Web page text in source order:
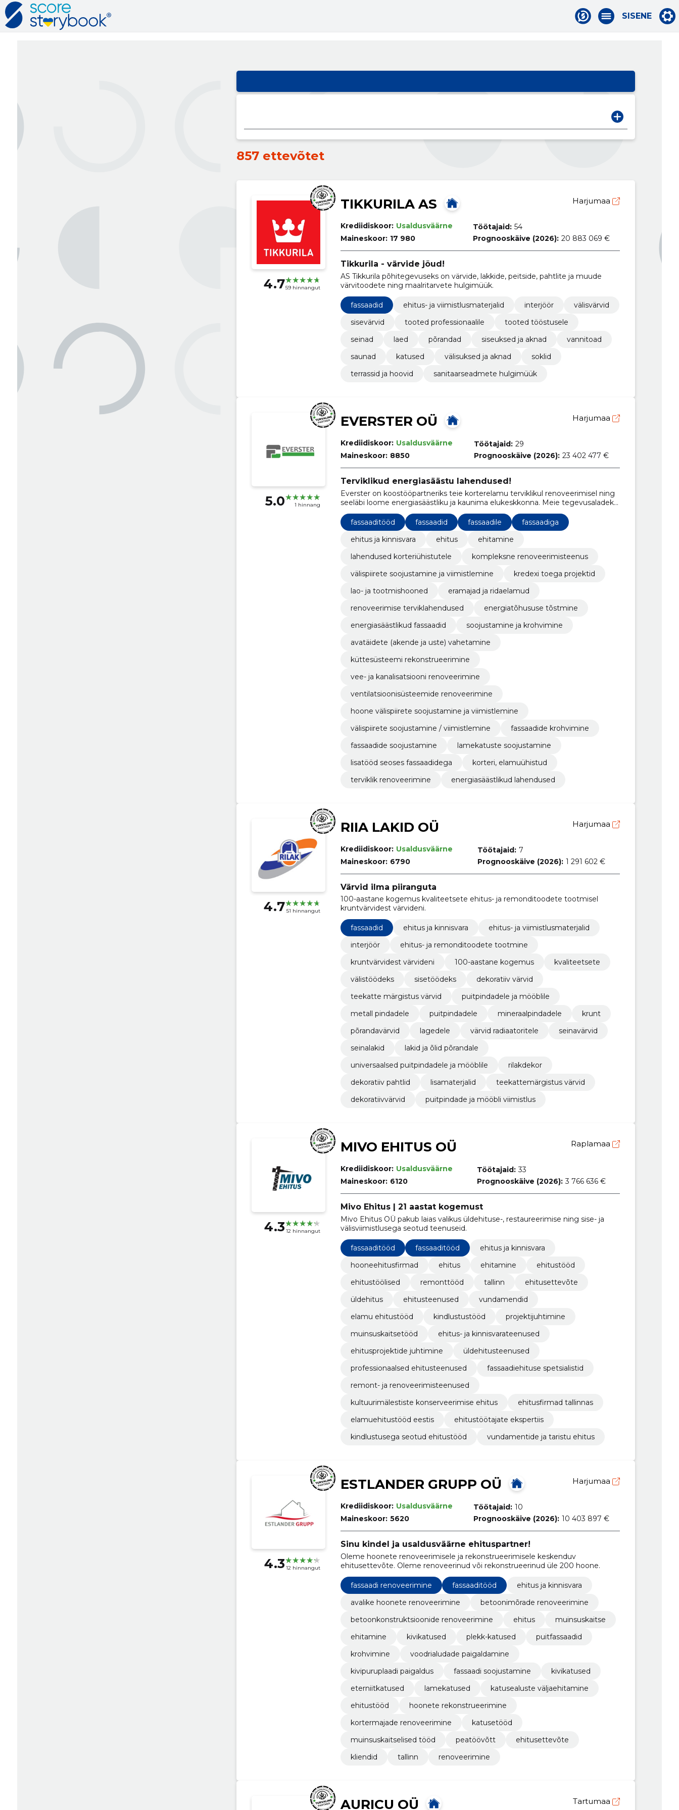
SISENE
857 ettevõtet
4.759 hinnangut
TIKKURILA AS Harjumaa
Krediidiskoor: Usaldusväärne
Maineskoor: 17 980
Töötajaid: 54
Prognooskäive (2026): 20 883 069 €
Tikkurila - värvide jõud!
AS Tikkurila põhitegevuseks on värvide, lakkide, peitside, pahtlite ja muude
värvitoodete ning maalritarvete hulgimüük.
fassaadid ehitus- ja viimistlusmaterjalid interjöör
välisvärvid
sisevärvid
tooted professionaalile
tooted tööstusele
seinad
laed põrandad siseuksed ja aknad
vannitoad
saunad
katused välisuksed ja aknad
soklid
terrassid ja hoovid
sanitaarseadmete hulgimüük
5.0 1 hinnang
EVERSTER OÜ Harjumaa
Krediidiskoor: Usaldusväärne
Maineskoor: 8850
Töötajaid: 29
Prognooskäive (2026): 23 402 477 €
Terviklikud energiasäästu lahendused!
Everster on koostööpartneriks teie korterelamu terviklikul renoveerimisel ning
seeläbi loome energiasäästliku ja kaunima elukeskkonna. Meie tegevusaladeks
fassaaditööd
fassaadid fassaadile
fassaadiga
ehitus ja kinnisvara
ehitus
ehitamine
lahendused korteriühistutele
kompleksne renoveerimisteenus
välispiirete soojustamine ja viimistlemine
kredexi toega projektid
lao- ja tootmishooned
eramajad ja ridaelamud
renoveerimise terviklahendused
energiatõhususe tõstmine
energiasäästlikud fassaadid
soojustamine ja krohvimine
avatäidete (akende ja uste) vahetamine
küttesüsteemi rekonstrueerimine
vee- ja kanalisatsiooni renoveerimine
ventilatsioonisüsteemide renoveerimine
hoone välispiirete soojustamine ja viimistlemine
välispiirete soojustamine / viimistlemine
fassaadide krohvimine
fassaadide soojustamine
lamekatuste soojustamine
lisatööd seoses fassaadidega
korteri, elamuühistud
terviklik renoveerimine
energiasäästlikud lahendused
4.7 51 hinnangut
RIIA LAKID OÜ Harjumaa
Krediidiskoor: Usaldusväärne
Maineskoor: 6790
Töötajaid: 7
Prognooskäive (2026): 1 291 602 €
Värvid ilma piiranguta
100-aastane kogemus kvaliteetsete ehitus- ja remonditoodete tootmisel
kruntvärvidest värvideni.
fassaadid ehitus ja kinnisvara
ehitus- ja viimistlusmaterjalid
interjöör
ehitus- ja remonditoodete tootmine
kruntvärvidest värvideni
100-aastane kogemus
kvaliteetsete
välistöödeks
sisetöödeks
dekoratiiv värvid
teekatte märgistus värvid
puitpindadele ja mööblile
metall pindadele
puitpindadele mineraalpindadele
krunt
põrandavärvid
lagedele värvid radiaatoritele
seinavärvid
seinalakid
lakid ja õlid põrandale
universaalsed puitpindadele ja mööblile
rilakdekor
dekoratiiv pahtlid
lisamaterjalid
teekattemärgistus värvid
dekoratiivvärvid
puitpindade ja mööbli viimistlus
4.3 12 hinnangut
MIVO EHITUS OÜ Raplamaa
Krediidiskoor: Usaldusväärne
Maineskoor: 6120
Töötajaid: 33
Prognooskäive (2026): 3 766 636 €
Mivo Ehitus | 21 aastat kogemust
Mivo Ehitus OÜ pakub laias valikus üldehituse-, restaureerimise ning sise- ja
välisviimistlusega seotud teenuseid.
fassaaditööd fassaaditööd
ehitus ja kinnisvara
hooneehitusfirmad
ehitus ehitamine
ehitustööd
ehitustöölised
remonttööd tallinn
ehitusettevõte
üldehitus
ehitusteenused
vundamendid
elamu ehitustööd
kindlustustööd
projektijuhtimine
muinsuskaitsetööd
ehitus- ja kinnisvarateenused
ehitusprojektide juhtimine
üldehitusteenused
professionaalsed ehitusteenused
fassaadiehituse spetsialistid
remont- ja renoveerimisteenused
kultuurimälestiste konserveerimise ehitus
ehitusfirmad tallinnas
elamuehitustööd eestis
ehitustöötajate ekspertiis
kindlustusega seotud ehitustööd
vundamentide ja taristu ehitus
4.3 12 hinnangut
ESTLANDER GRUPP OÜ Harjumaa
Krediidiskoor: Usaldusväärne
Maineskoor: 5620
Töötajaid: 10
Prognooskäive (2026): 10 403 897 €
Sinu kindel ja usaldusväärne ehituspartner!
Oleme hoonete renoveerimisele ja rekonstrueerimisele keskenduv
ehitusettevõte. Oleme renoveerinud või rekonstrueerinud üle 200 hoone.
fassaadi renoveerimine fassaaditööd
ehitus ja kinnisvara
avalike hoonete renoveerimine
betoonimõrade renoveerimine
betoonkonstruktsioonide renoveerimine
ehitus
muinsuskaitse
ehitamine
kivikatused plekk-katused
puitfassaadid
krohvimine
voodrialudade paigaldamine
kivipuruplaadi paigaldus
fassaadi soojustamine
kivikatused
eterniitkatused
lamekatused
katusealuste väljaehitamine
ehitustööd
hoonete rekonstrueerimine
kortermajade renoveerimine
katusetööd
muinsuskaitselised tööd​
peatöövõtt
ehitusettevõte
kliendid
tallinn renoveerimine
AURICU OÜ Tartumaa